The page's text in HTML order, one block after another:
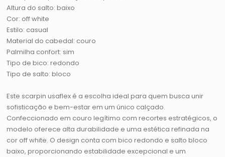
Altura do salto: baixo
Cor: off white
Estilo: casual
Material do cabedal: couro
Palmilha confort: sim
Tipo de bico: redondo
Tipo de salto: bloco
Este scarpin usaflex é a escolha ideal para quem busca unir
sofisticação e bem-estar em um único calçado.
Confeccionado em couro legítimo com recortes estratégicos, o
modelo oferece alta durabilidade e uma estética refinada na
cor off white. O design conta com bico redondo e salto bloco
baixo, proporcionando estabilidade excepcional e um